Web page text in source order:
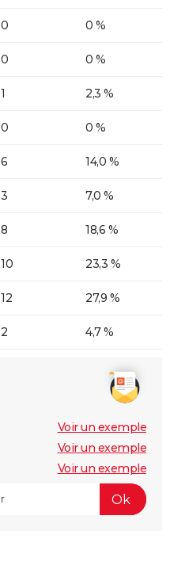
0 0 %
0 0 %
1 2,3 %
0 0 %
6 14,0 %
3 7,0 %
8 18,6 %
10 23,3 %
12 27,9 %
2 4,7 %
Voir un exemple
Voir un exemple
Voir un exemple